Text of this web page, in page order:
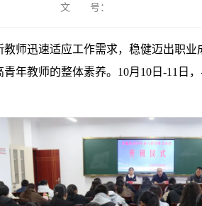
文 号：
师迅速适应工作需求，稳健迈出职
年教师的整体素养。10月10日-11日